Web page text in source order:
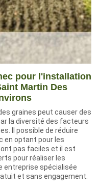
pour l'installation
Martin Des
graines peut causer des
la diversité des facteurs
Il possible de réduire
en optant pour les
pas faciles et il est
pour réaliser les
entreprise spécialisée
et sans engagement.